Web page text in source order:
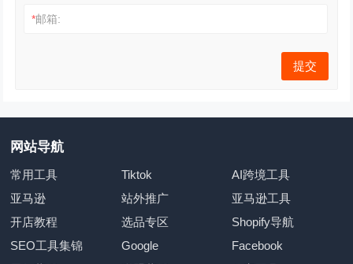
*邮箱:
网站导航
常用工具 Tiktok
AI跨境工具
亚马逊
站外推广
亚马逊工具
开店教程
选品专区
Shopify导航
SEO工具集锦
Google
Facebook